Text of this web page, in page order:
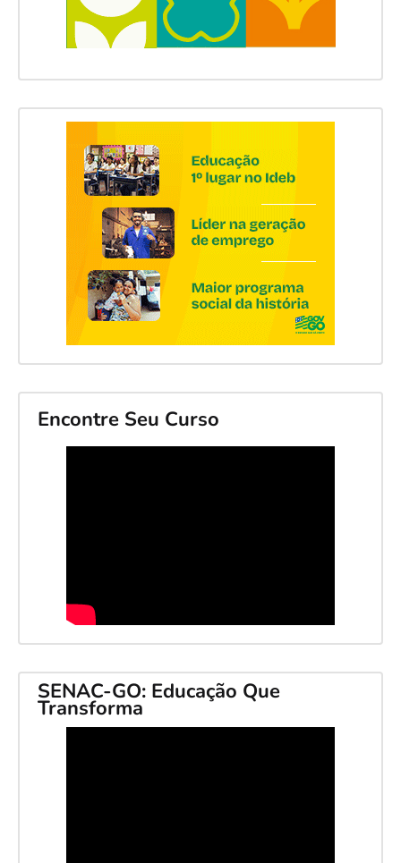
Encontre Seu Curso
SENAC-GO: Educação Que
Transforma